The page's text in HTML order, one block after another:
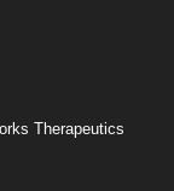
Therapeutics